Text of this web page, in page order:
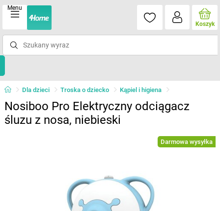
Menu
Koszyk
Dla dzieci Troska o dziecko Kąpiel i higiena
Nosiboo Pro Elektryczny odciągacz
śluzu z nosa, niebieski
Darmowa wysyłka